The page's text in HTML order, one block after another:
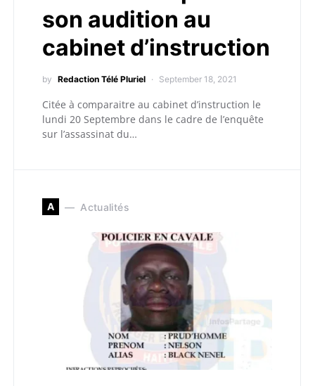
son audition au
cabinet d’instruction
by Redaction Télé Pluriel September 18, 2021
Citée à comparaitre au cabinet d’instruction le
lundi 20 Septembre dans le cadre de l’enquête
sur l’assassinat du…
A Actualités